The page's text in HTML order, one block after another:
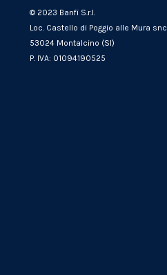
© 2023 Banfi S.r.l.
Loc. Castello di Poggio alle Mura snc
53024 Montalcino (SI)
P. IVA: 01094190525